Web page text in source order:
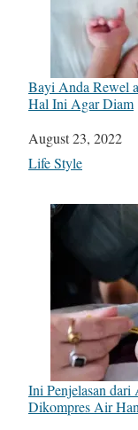
Bayi Anda Rewel
Hal Ini Agar Diam
Date
August 23, 2022
In relation to
Life Style
Ini Penjelasan
Dikompres Air